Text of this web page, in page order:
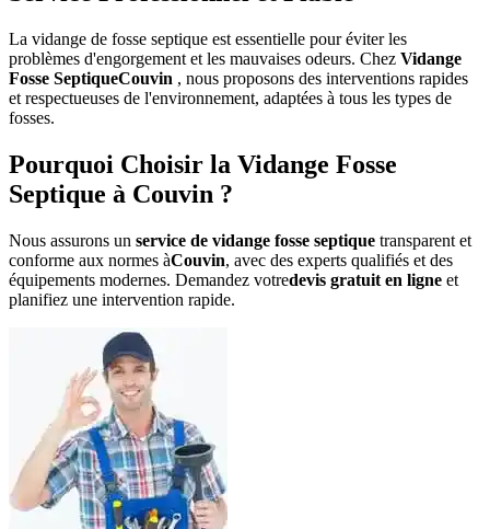
La vidange de fosse septique est essentielle pour éviter les
problèmes d'engorgement et les mauvaises odeurs. Chez Vidange
Fosse SeptiqueCouvin , nous proposons des interventions rapides
et respectueuses de l'environnement, adaptées à tous les types de
fosses.
Pourquoi Choisir la Vidange Fosse
Septique à Couvin ?
Nous assurons un service de vidange fosse septique transparent et
conforme aux normes àCouvin, avec des experts qualifiés et des
équipements modernes. Demandez votredevis gratuit en ligne et
planifiez une intervention rapide.